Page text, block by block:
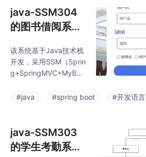
端、商家端和管理员
端，支持菜品浏览、购
物车管理、订单支付、
提供数据统计和权限管
理模块。
java-SSM304
的图书借阅系
该系统基于Java技术栈
开发，采用SSM（Sprin
g+SpringMVC+MyBati
整合实现，主要面向图
统分为前台用户模块和
后台管理模块，支持多
角色权限控制，涵盖图
#java #spring boot #开发语言
java-SSM303
的学生考勤系统